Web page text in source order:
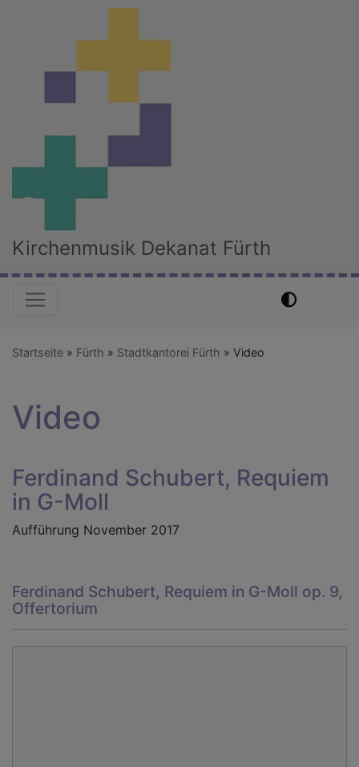
Kirchenmusik Dekanat Fürth
Hauptnavigation
Startseite Fürth Stadtkantorei Fürth Video
Video
Ferdinand Schubert, Requiem
in G-Moll
Aufführung November 2017
Ferdinand Schubert, Requiem in G-Moll op. 9,
Offertorium